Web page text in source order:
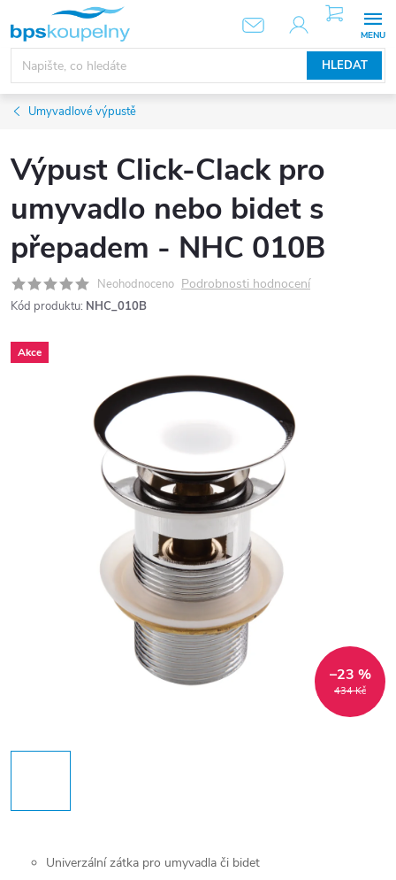
obsah
HLEDAT
NÁKUPNÍ
KOŠÍK
Umyvadlové výpustě
Výpust Click-Clack pro
umyvadlo nebo bidet s
přepadem - NHC 010B
Neohodnoceno Podrobnosti hodnocení
Kód produktu: NHC_010B
Akce
434 Kč
–23 %
Univerzální zátka pro umyvadla či bidet